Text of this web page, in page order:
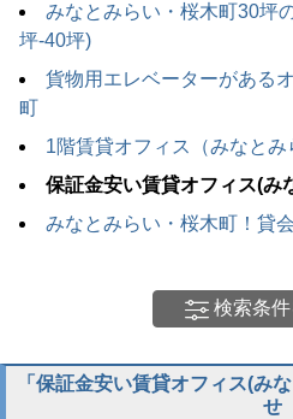
みなとみらい・桜木町30坪
坪-40坪)
貨物用エレベーターがある
町
1階賃貸オフィス（みなとみ
保証金安い賃貸オフィス(み
みなとみらい・桜木町！貸
検索条
「保証金安い賃貸オフィス(み
せ